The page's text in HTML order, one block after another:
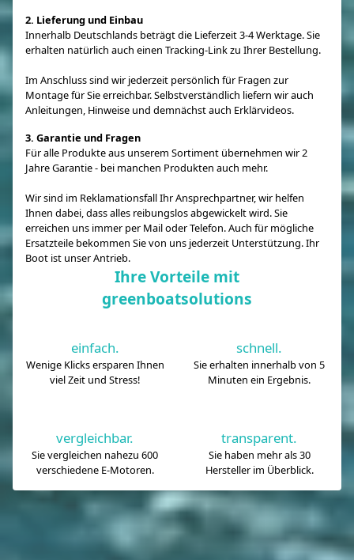
2. Lieferung und Einbau
Innerhalb Deutschlands beträgt die Lieferzeit 3-4 Werktage. Sie
erhalten natürlich auch einen Tracking-Link zu Ihrer Bestellung.
Im Anschluss sind wir jederzeit persönlich für Fragen zur
Montage für Sie erreichbar. Selbstverständlich liefern wir auch
Anleitungen, Hinweise und demnächst auch Erklärvideos.
3. Garantie und Fragen
Für alle Produkte aus unserem Sortiment übernehmen wir 2
Jahre Garantie - bei manchen Produkten auch mehr.
Wir sind im Reklamationsfall Ihr Ansprechpartner, wir helfen
Ihnen dabei, dass alles reibungslos abgewickelt wird. Sie
erreichen uns immer per Mail oder Telefon. Auch für mögliche
Ersatzteile bekommen Sie von uns jederzeit Unterstützung. Ihr
Boot ist unser Antrieb.
Ihre Vorteile mit
greenboatsolutions
einfach.
Wenige Klicks ersparen Ihnen
viel Zeit und Stress!
schnell.
Sie erhalten innerhalb von 5
Minuten ein Ergebnis.
vergleichbar.
Sie vergleichen nahezu 600
verschiedene E-Motoren.
transparent.
Sie haben mehr als 30
Hersteller im Überblick.